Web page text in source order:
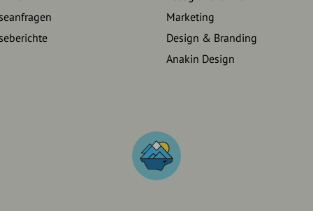
Marketing
Design & Branding
Anakin Design